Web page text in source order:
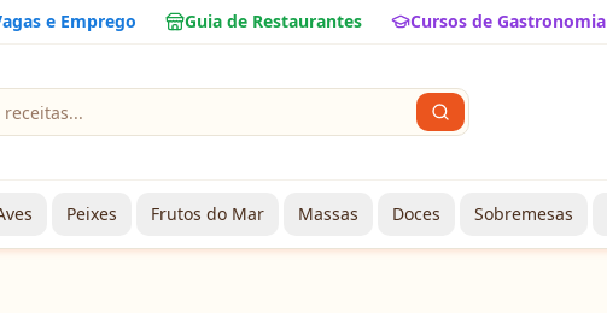
e Emprego Guia de Restaurantes Cursos de Gastronomia
Peixes Frutos do Mar Massas Doces Sobremesas